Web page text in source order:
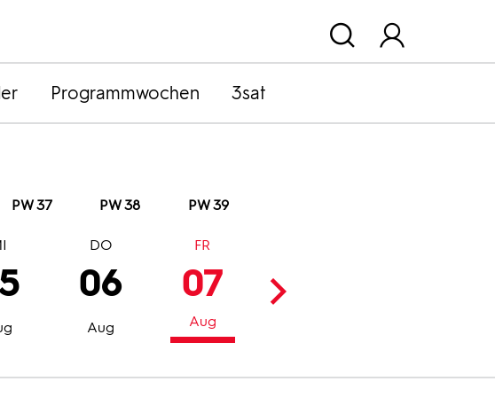
Programmwochen 3sat
PW 37 PW 38 PW 39
06
Aug
DO
07
Aug
FR
08